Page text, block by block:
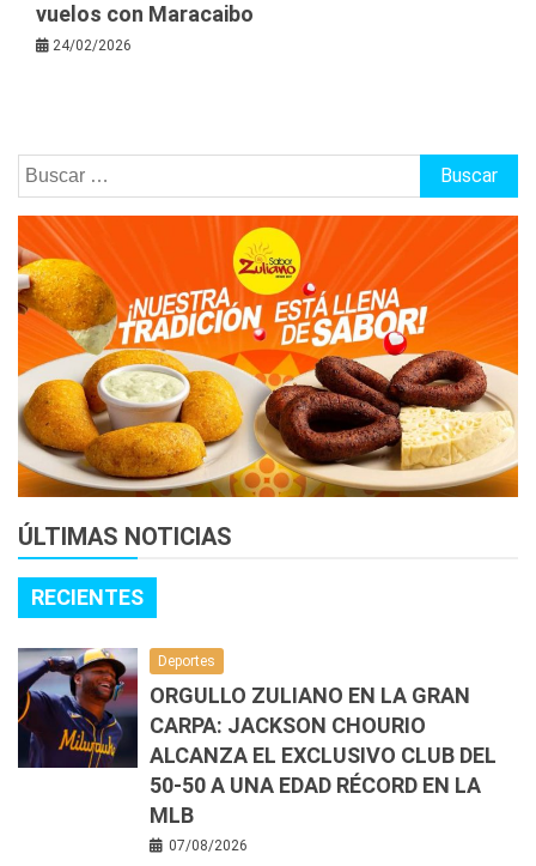
vuelos con Maracaibo
24/02/2026
Buscar:
ÚLTIMAS NOTICIAS
RECIENTES
Deportes
ORGULLO ZULIANO EN LA GRAN
CARPA: JACKSON CHOURIO
ALCANZA EL EXCLUSIVO CLUB DEL
50-50 A UNA EDAD RÉCORD EN LA
MLB
07/08/2026